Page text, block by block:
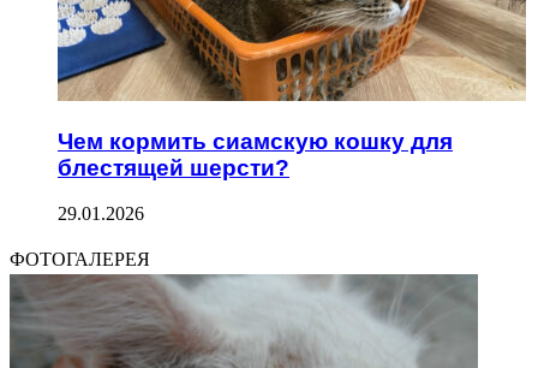
Чем кормить сиамскую кошку для
блестящей шерсти?
29.01.2026
ФОТОГАЛЕРЕЯ